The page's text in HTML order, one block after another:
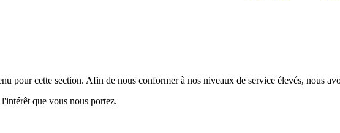
pour cette section. Afin de nous conformer à nos niveaux de service élevés, nous
que vous nous portez.